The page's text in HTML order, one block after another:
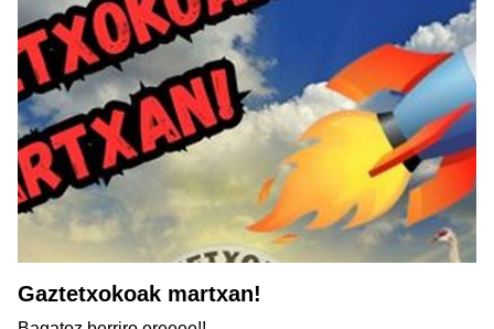
Gaztetxokoak martxan!